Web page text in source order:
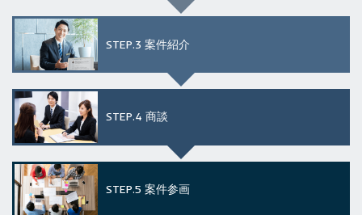
STEP.3 案件紹介
STEP.4 商談
STEP.5 案件参画